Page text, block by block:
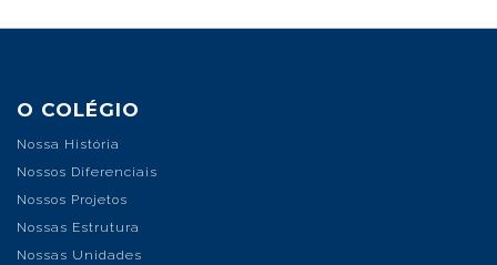
O COLÉGIO
Nossa História
Nossos Diferenciais
Nossos Projetos
Nossas Estrutura
Nossas Unidades